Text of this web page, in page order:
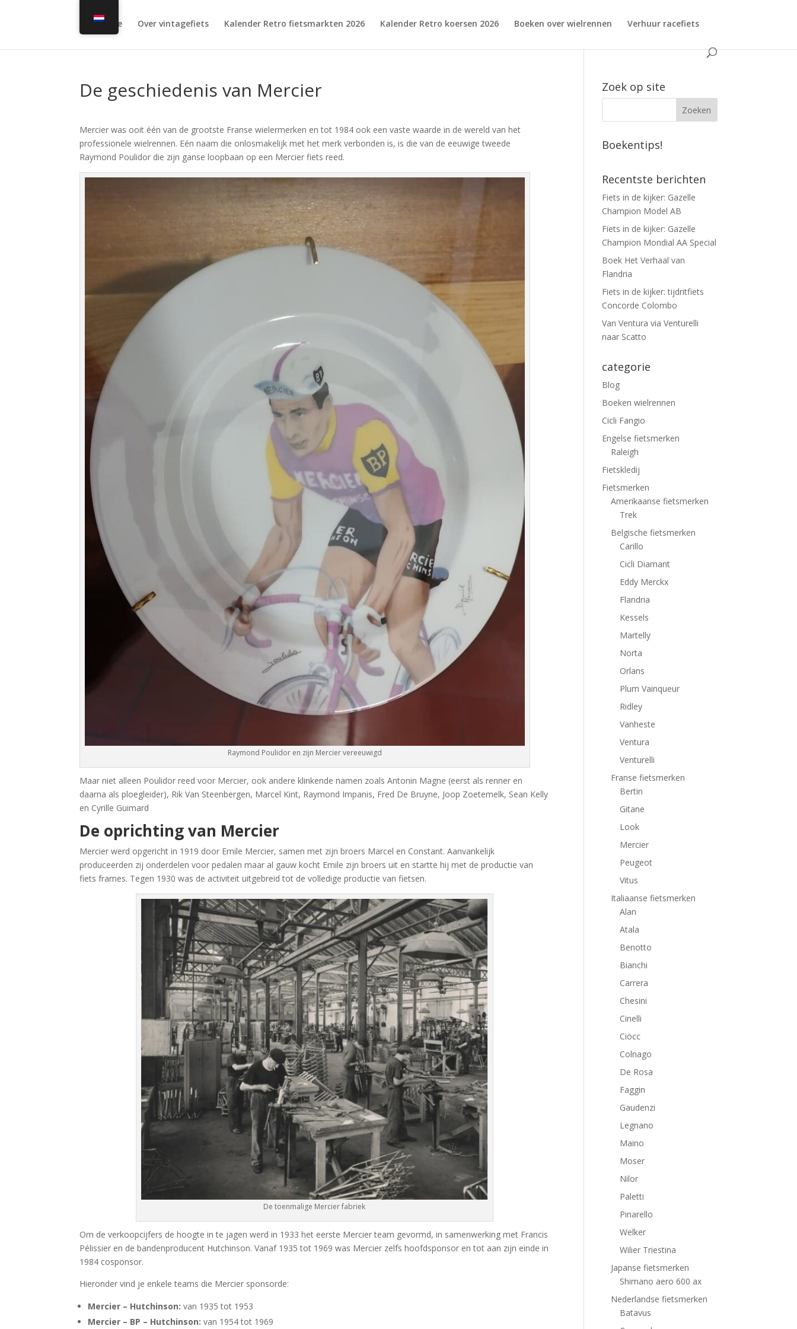
Home Over vintagefiets Kalender Retro fietsmarkten 2026 Kalender Retro koersen 2026 Boeken over wielrennen Verhuur racefiets
De geschiedenis van Mercier
Mercier was ooit één van de grootste Franse wielermerken en tot 1984 ook een vaste waarde in de wereld van het
professionele wielrennen. Eén naam die onlosmakelijk met het merk verbonden is, is die van de eeuwige tweede
Raymond Poulidor die zijn ganse loopbaan op een Mercier fiets reed.
Raymond Poulidor en zijn Mercier vereeuwigd
Maar niet alleen Poulidor reed voor Mercier, ook andere klinkende namen zoals Antonin Magne (eerst als renner en
daarna als ploegleider), Rik Van Steenbergen, Marcel Kint, Raymond Impanis, Fred De Bruyne, Joop Zoetemelk, Sean Kelly
en Cyrille Guimard
De oprichting van Mercier
Mercier werd opgericht in 1919 door Emile Mercier, samen met zijn broers Marcel en Constant. Aanvankelijk
produceerden zij onderdelen voor pedalen maar al gauw kocht Emile zijn broers uit en startte hij met de productie van
fiets frames. Tegen 1930 was de activiteit uitgebreid tot de volledige productie van fietsen.
De toenmalige Mercier fabriek
Om de verkoopcijfers de hoogte in te jagen werd in 1933 het eerste Mercier team gevormd, in samenwerking met Francis
Pélissier en de bandenproducent Hutchinson. Vanaf 1935 tot 1969 was Mercier zelfs hoofdsponsor en tot aan zijn einde in
1984 cosponsor.
Hieronder vind je enkele teams die Mercier sponsorde:
Mercier – Hutchinson: van 1935 tot 1953
Mercier – BP – Hutchinson: van 1954 tot 1969
Zoek op site
Boekentips!
Recentste berichten
Fiets in de kijker: Gazelle
Champion Model AB
Fiets in de kijker: Gazelle
Champion Mondial AA Special
Boek Het Verhaal van
Flandria
Fiets in de kijker: tijdritfiets
Concorde Colombo
Van Ventura via Venturelli
naar Scatto
categorie
Blog
Boeken wielrennen
Cicli Fangio
Engelse fietsmerken
Raleigh
Fietskledij
Fietsmerken
Amerikaanse fietsmerken
Trek
Belgische fietsmerken
Carillo
Cicli Diamant
Eddy Merckx
Flandria
Kessels
Martelly
Norta
Orlans
Plum Vainqueur
Ridley
Vanheste
Ventura
Venturelli
Franse fietsmerken
Bertin
Gitane
Look
Mercier
Peugeot
Vitus
Italiaanse fietsmerken
Alan
Atala
Benotto
Bianchi
Carrera
Chesini
Cinelli
Ciöcc
Colnago
De Rosa
Faggin
Gaudenzi
Legnano
Maino
Moser
Nilor
Paletti
Pinarello
Welker
Wilier Triestina
Japanse fietsmerken
Shimano aero 600 ax
Nederlandse fietsmerken
Batavus